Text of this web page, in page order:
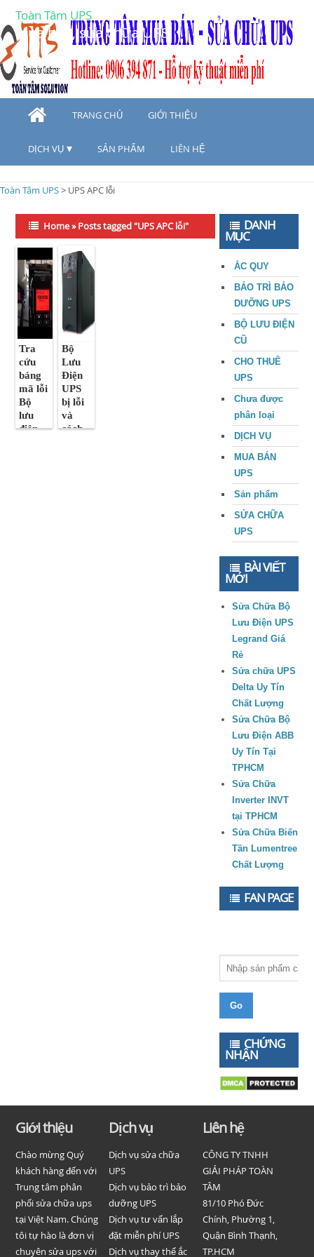
Toàn Tâm UPS
Mua bán, sửa chữa UPS
TRANG CHỦ GIỚI THIỆU
DỊCH VỤ SẢN PHẨM LIÊN HỆ
Toàn Tâm UPS> UPS APC lỗi
Home»Posts tagged "UPS APC lỗi"
Tra
cứu
bảng
mã lỗi
Bộ
lưu
điện
Bộ
Lưu
Điện
UPS
bị lỗi
và
cách
DANH
MỤC
ẮC QUY
BẢO TRÌ BẢO
DƯỠNG UPS
BỘ LƯU ĐIỆN
CŨ
CHO THUÊ
UPS
Chưa được
phân loại
DỊCH VỤ
MUA BÁN
UPS
Sản phẩm
SỬA CHỮA
UPS
BÀI VIẾT
MỚI
Sửa Chữa Bộ
Lưu Điện UPS
Legrand Giá
Rẻ
Sửa chữa UPS
Delta Uy Tín
Chất Lượng
Sửa Chữa Bộ
Lưu Điện ABB
Uy Tín Tại
TPHCM
Sửa Chữa
Inverter INVT
tại TPHCM
Sửa Chữa Biến
Tần Lumentree
Chất Lượng
FAN PAGE
CHỨNG
NHẬN
Giới thiệu
Chào mừng Quý
khách hàng đến với
Trung tâm phân
phối sửa chữa ups
tại Việt Nam. Chúng
tôi tự hào là đơn vị
chuyên sửa ups với
Dịch vụ
Dịch vụ sửa chữa
UPS
Dịch vụ bảo trì bảo
dưỡng UPS
Dịch vụ tư vấn lắp
đặt miễn phí UPS
Dịch vụ thay thế ắc
Liên hệ
CÔNG TY TNHH
GIẢI PHÁP TOÀN
TÂM
81/10 Phó Đức
Chính, Phường 1,
Quận Bình Thạnh,
TP.HCM